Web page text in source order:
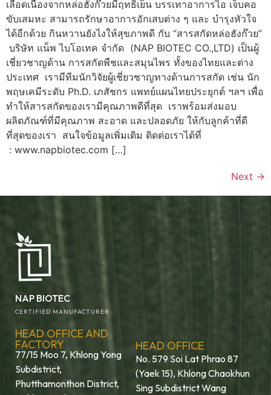
เลือดเนื่องจากหล่อฮังก๊วยมีฤทธิ์เย็น บรรเทาอาการไอ เจ็บคอ
ขับเสมหะ สามารถรักษาอาการอักเสบต่าง ๆ และ บำรุงหัวใจ
ได้อีกด้วย กินหวานยังไงให้สุขภาพดี กับ “สารสกัดหล่อฮังก๊วย”
️บริษัท แน็พ ไบโอเทค จำกัด (NAP BIOTEC CO.,LTD) เป็นผู้
เชี่ยวชาญด้าน การสกัดพืชและสมุนไพร ทั้งของไทยและต่าง
ประเทศ เรามีทีมนักวิจัยผู้เชี่ยวชาญทางด้านการสกัด เช่น นัก
พฤษเคมีระดับ Ph.D. เภสัชกร แพทย์แผนไทยประยุกต์ ฯลฯ เพื่อ
ทำให้สารสกัดของเรามีคุณภาพดีที่สุด เราพร้อมส่งมอบ
ผลิตภัณฑ์ที่มีคุณภาพ สะอาด และปลอดภัย ให้กับลูกค้าที่ดี
ที่สุดของเรา สนใจข้อมูลเพิ่มเติม ติดต่อเราได้ที่
: www.napbiotec.com […]
Next →
NAP BIOTEC
CERTIFIED MANUFACTURER
HEAD OFFICE AND
FACTORY
77/15 Moo 7, Khlong Yong
Subdistrict,
Phutthamonthon District,
HEAD OFFICE
No. 579 Soi Lat Phrao 87
(Yaek 15), Khlong Chaokhun
Sing Subdistrict Wang